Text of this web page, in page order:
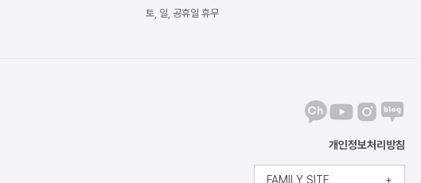
토, 일, 공휴일 휴무
개인정보처리방침
FAMILY SITE +